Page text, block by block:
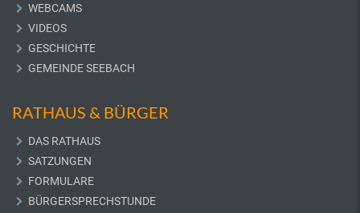
WEBCAMS
VIDEOS
GESCHICHTE
GEMEINDE SEEBACH
RATHAUS & BÜRGER
DAS RATHAUS
SATZUNGEN
FORMULARE
BÜRGERSPRECHSTUNDE